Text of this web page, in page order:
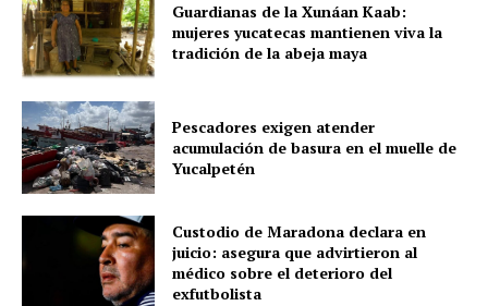
Guardianas de la Xunáan Kaab:
mujeres yucatecas mantienen viva la
tradición de la abeja maya
Pescadores exigen atender
acumulación de basura en el muelle de
Yucalpetén
Custodio de Maradona declara en
juicio: asegura que advirtieron al
médico sobre el deterioro del
exfutbolista